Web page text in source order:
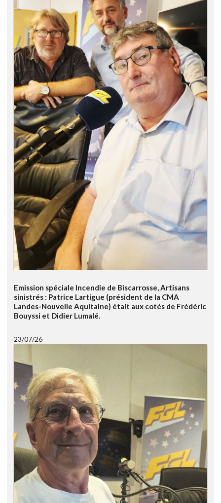
Emission spéciale Incendie de Biscarrosse, Artisans
sinistrés : Patrice Lartigue (président de la CMA
Landes-Nouvelle Aquitaine) était aux cotés de Frédéric
Bouyssi et Didier Lumalé.
23/07/26